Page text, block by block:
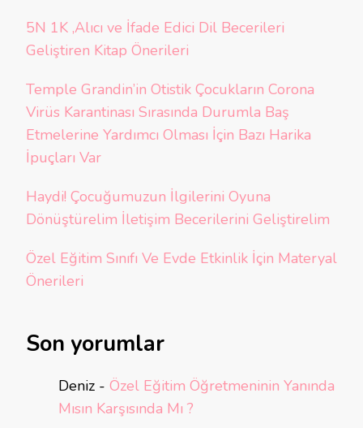
5N 1K ,Alıcı ve İfade Edici Dil Becerileri
Geliştiren Kitap Önerileri
Temple Grandin’in Otistik Çocukların Corona
Virüs Karantinası Sırasında Durumla Baş
Etmelerine Yardımcı Olması İçin Bazı Harika
İpuçları Var
Haydi! Çocuğumuzun İlgilerini Oyuna
Dönüştürelim İletişim Becerilerini Geliştirelim
Özel Eğitim Sınıfı Ve Evde Etkinlik İçin Materyal
Önerileri
Son yorumlar
Deniz - Özel Eğitim Öğretmeninin Yanında
Mısın Karşısında Mı ?